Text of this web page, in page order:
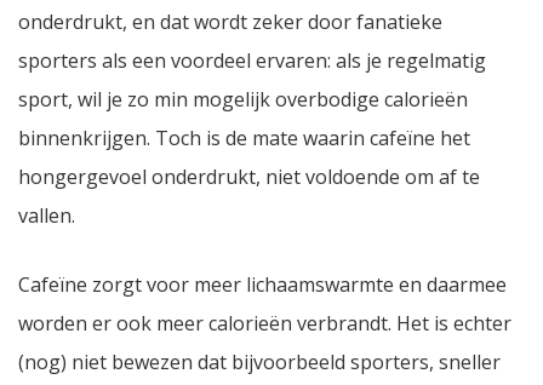
onderdrukt, en dat wordt zeker door fanatieke
sporters als een voordeel ervaren: als je regelmatig
sport, wil je zo min mogelijk overbodige calorieën
binnenkrijgen. Toch is de mate waarin cafeïne het
hongergevoel onderdrukt, niet voldoende om af te
vallen.
Cafeïne zorgt voor meer lichaamswarmte en daarmee
worden er ook meer calorieën verbrandt. Het is echter
(nog) niet bewezen dat bijvoorbeeld sporters, sneller